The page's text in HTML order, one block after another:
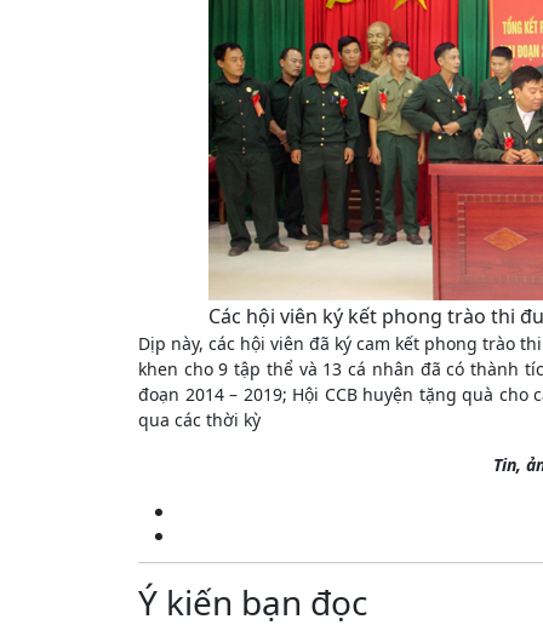
Các hội viên ký kết phong trào thi
Dịp này, các hội viên đã ký cam kết phong trào
khen cho 9 tập thể và 13 cá nhân đã có thành
đoạn 2014 – 2019; Hội CCB huyện tặng quà
qua các thời kỳ
Tin,
Ý kiến bạn đọc